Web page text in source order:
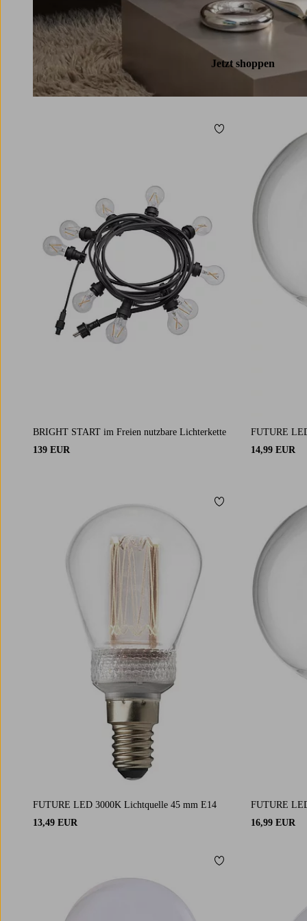
Jetzt shoppen
BRIGHT START im Freien nutzbare Lichterkette
139 EUR
Zu Favoriten
FUTURE
14,99 EUR
FUTURE LED 3000K Lichtquelle 45 mm E14
13,49 EUR
Zu Favoriten
FUTURE
16,99 EUR
Zu Favoriten